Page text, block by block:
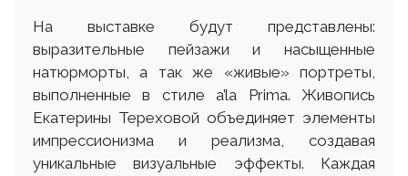
На выставке будут представлены:
выразительные пейзажи и насыщенные
натюрморты, а так же «живые» портреты,
выполненные в стиле a’la Prima. Живопись
Екатерины Тереховой объединяет элементы
импрессионизма и реализма, создавая
уникальные визуальные эффекты. Каждая